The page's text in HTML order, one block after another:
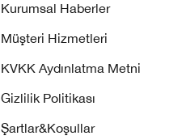
Kurumsal Haberler
Müşteri Hizmetleri
KVKK Aydınlatma Metni
Gizlilik Politikası
Şartlar&Koşullar